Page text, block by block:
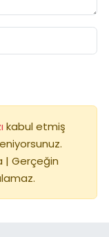
kabul etmiş
| Gerçeğin